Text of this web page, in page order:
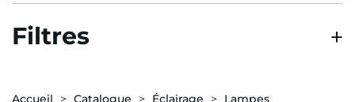
Filtres
Accueil Catalogue Éclairage Lampes